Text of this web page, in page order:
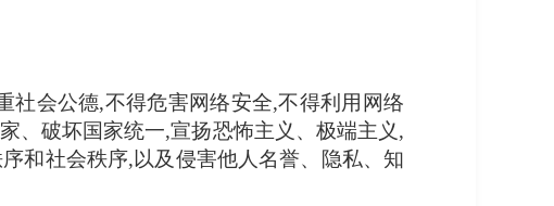
社会公德,不得危害网络安全,不得利用网络
、破坏国家统一,宣扬恐怖主义、极端主义,
和社会秩序,以及侵害他人名誉、隐私、知